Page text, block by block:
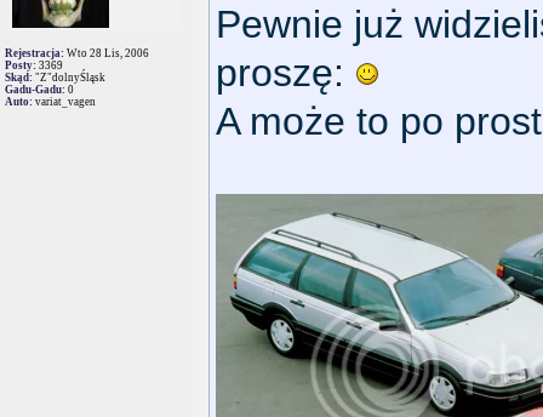
Rejestracja: Wto 28 Lis, 2006
Posty: 3369
Skąd: "Z"dolnyŚląsk
Gadu-Gadu: 0
Auto: variat_vagen
Pewnie już
proszę:
A może to po